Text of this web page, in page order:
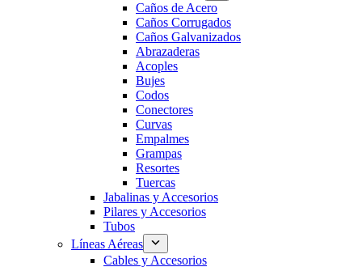
Caños de Acero
Caños Corrugados
Caños Galvanizados
Abrazaderas
Acoples
Bujes
Codos
Conectores
Curvas
Empalmes
Grampas
Resortes
Tuercas
Jabalinas y Accesorios
Pilares y Accesorios
Tubos
Líneas Aéreas
Cables y Accesorios